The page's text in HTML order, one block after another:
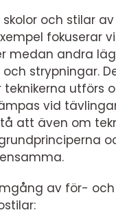
skolor och stilar
fokuserar
medan andra
strypningar.
teknikerna utförs
vid
att även om
av för-